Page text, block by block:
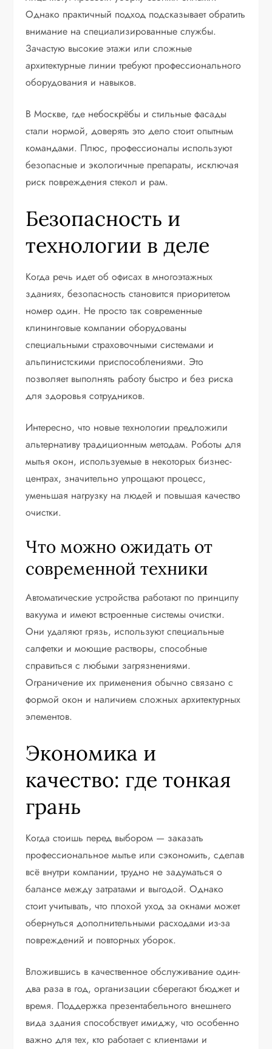
Однако практичный подход подсказывает обратить
внимание на специализированные службы.
Зачастую высокие этажи или сложные
архитектурные линии требуют профессионального
оборудования и навыков.
В Москве, где небоскрёбы и стильные фасады
стали нормой, доверять это дело стоит опытным
командами. Плюс, профессионалы используют
безопасные и экологичные препараты, исключая
риск повреждения стекол и рам.
Безопасность и
технологии в деле
Когда речь идет об офисах в многоэтажных
зданиях, безопасность становится приоритетом
номер один. Не просто так современные
клининговые компании оборудованы
специальными страховочными системами и
альпинистскими приспособлениями. Это
позволяет выполнять работу быстро и без риска
для здоровья сотрудников.
Интересно, что новые технологии предложили
альтернативу традиционным методам. Роботы для
мытья окон, используемые в некоторых бизнес-
центрах, значительно упрощают процесс,
уменьшая нагрузку на людей и повышая качество
очистки.
Что можно ожидать от
современной техники
Автоматические устройства работают по принципу
вакуума и имеют встроенные системы очистки.
Они удаляют грязь, используют специальные
салфетки и моющие растворы, способные
справиться с любыми загрязнениями.
Ограничение их применения обычно связано с
формой окон и наличием сложных архитектурных
элементов.
Экономика и
качество: где тонкая
грань
Когда стоишь перед выбором — заказать
профессиональное мытье или сэкономить, сделав
всё внутри компании, трудно не задуматься о
балансе между затратами и выгодой. Однако
стоит учитывать, что плохой уход за окнами может
обернуться дополнительными расходами из-за
повреждений и повторных уборок.
Вложившись в качественное обслуживание один-
два раза в год, организации сберегают бюджет и
время. Поддержка презентабельного внешнего
вида здания способствует имиджу, что особенно
важно для тех, кто работает с клиентами и